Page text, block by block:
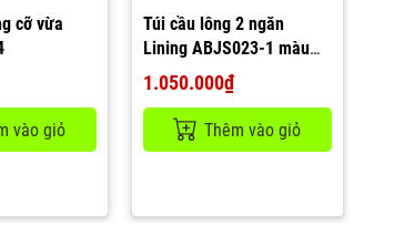
cỡ vừa
vào giỏ
Túi cầu lông 2 ngăn
Lining ABJS023-1 màu
Đen
1.050.000₫
Thêm vào giỏ